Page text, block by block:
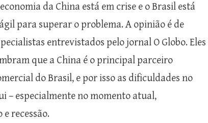
da China está em crise e o Brasil está
para superar o problema. A opinião é de
entrevistados pelo jornal O Globo. Eles
que a China é o principal parceiro
do Brasil, e por isso as dificuldades no
– especialmente no momento atual,
recessão.